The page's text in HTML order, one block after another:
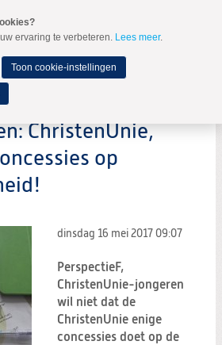
MENU
ChristenUnie,
op
dinsdag 16 mei 2017 09:07
PerspectieF,
ChristenUnie-jongeren
wil niet dat de
ChristenUnie enige
concessies doet op de
ervaring te verbeteren. Lees meer.
Toon cookie-instellingen